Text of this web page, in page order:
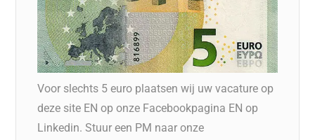
Voor slechts 5 euro plaatsen wij uw vacature op
deze site EN op onze Facebookpagina EN op
Linkedin. Stuur een PM naar onze